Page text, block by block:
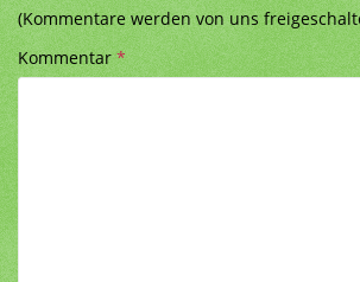
(Kommentare werden von uns
Kommentar*